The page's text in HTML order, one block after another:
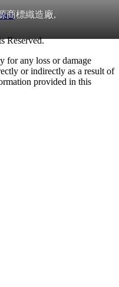
商標織造廠,
角色
Reserved.
for any loss or damage
or indirectly as a result of
provided in this